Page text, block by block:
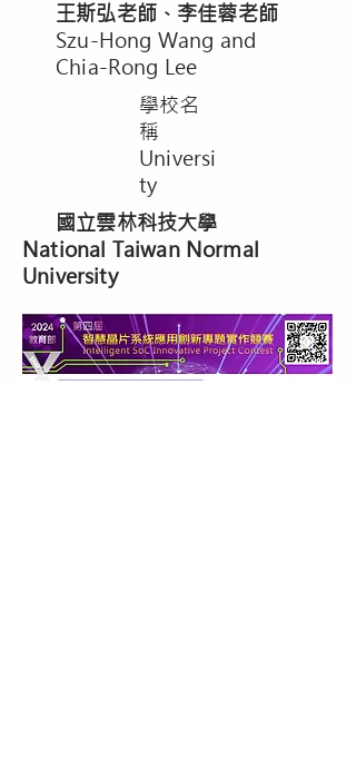
王斯弘老師、李佳蓉老師
Szu-Hong Wang and
Chia-Rong Lee
學校名
稱
Universi
ty
國立雲林科技大學
National Taiwan Normal
University